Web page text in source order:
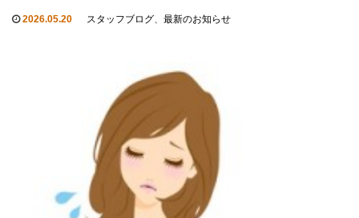
2026.05.20 スタッフブログ、 最新のお知らせ